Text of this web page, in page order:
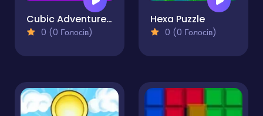
Cubic Adventure Don't Fall
0 (0 Голосів)
Hexa Puzzle
0 (0 Голосів)